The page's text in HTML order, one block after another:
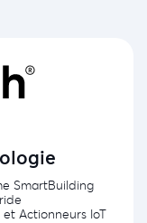
SmartBuilding
Actionneurs IoT